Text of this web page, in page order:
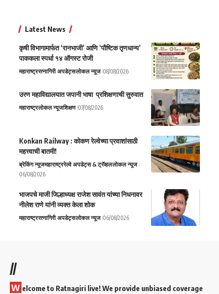
Latest News
कृषी विभागामार्फत ‘रानभाजी’ आणि ‘पौष्टिक तृणधान्य’
पाककला स्पर्धा १४ ऑगस्ट रोजी
महाराष्ट्ररत्नागिरी अपडेट्सलोकल न्यूज 08/08/2026
उरण महाविद्यालयात जपानी भाषा प्रशिक्षणाची सुरुवात
महाराष्ट्रलोकल न्यूजशिक्षण 07/08/2026
Konkan Railway : कोकण रेल्वेच्या प्रवाशांसाठी
महत्त्वाची बातमी!
ब्रेकिंग न्यूजमहाराष्ट्ररेल्वे अपडेट्स & ट्रॅव्हललोकल न्यूज
06/08/2026
भाजपचे माजी जिल्हाध्यक्ष राजेश सावंत यांच्या निधनावर
नीलेश राणे यांनी व्यक्त केला शोक
महाराष्ट्ररत्नागिरी अपडेट्सलोकल न्यूज 06/08/2026
//
W elcome to Ratnagiri live! We provide unbiased coverage